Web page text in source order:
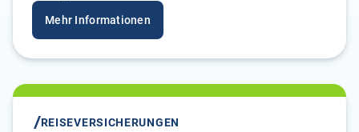
Mehr Informationen
REISEVERSICHERUNGEN